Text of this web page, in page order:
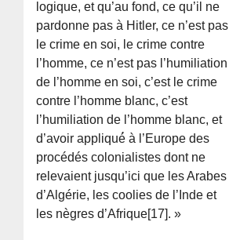
logique, et qu’au fond, ce qu’il ne
pardonne pas à Hitler, ce n’est pas
le crime en soi, le crime contre
l’homme, ce n’est pas l’humiliation
de l’homme en soi, c’est le crime
contre l’homme blanc, c’est
l’humiliation de l’homme blanc, et
d’avoir appliqué́ à l’Europe des
procédés colonialistes dont ne
relevaient jusqu’ici que les Arabes
d’Algérie, les coolies de l’Inde et
les nègres d’Afrique[17]. »